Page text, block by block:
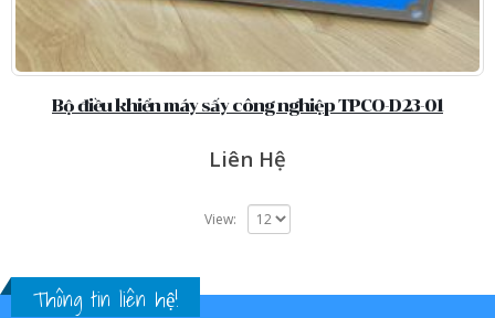
Bộ điều khiển máy sấy công nghiệp TPCO-D23-01
Liên Hệ
View:
Thông tin liên hệ!